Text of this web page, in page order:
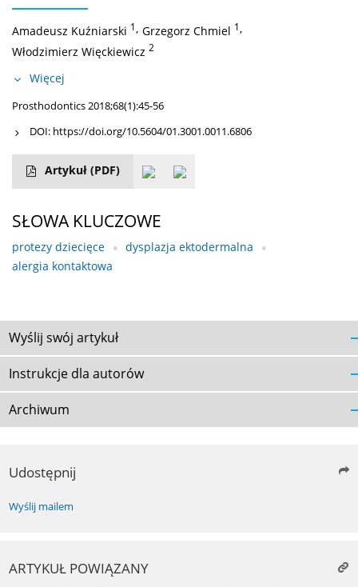
Amadeusz Kuźniarski 1, Grzegorz Chmiel 1,
Włodzimierz Więckiewicz 2
Więcej
Prosthodontics 2018;68(1):45-56
DOI: https://doi.org/10.5604/01.3001.0011.6806
Artykuł (PDF)
SŁOWA KLUCZOWE
protezy dziecięce
dysplazja ektodermalna
alergia kontaktowa
Wyślij swój artykuł
Instrukcje dla autorów
Archiwum
Udostępnij
Wyślij mailem
ARTYKUŁ POWIĄZANY